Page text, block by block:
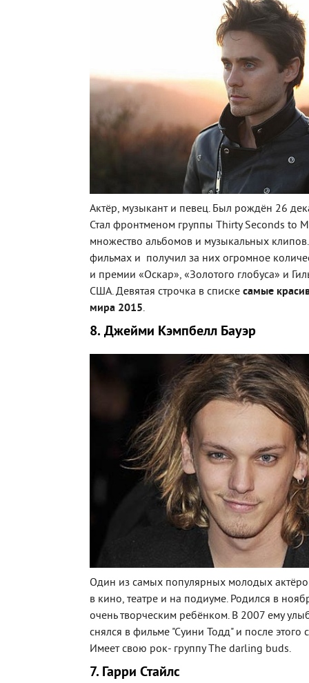
Актёр, музыкант и певец. Был рождён 26
Стал фронтменом группы Thirty Seconds to
множество альбомов и музыкальных
фильмах и получил за них огромное
и премии «Оскар», «Золотого глобуса» и
США. Девятая строчка в списке самые
мира 2015.
8. Джейми Кэмпбелл Бауэр
Один из самых популярных молодых
в кино, театре и на подиуме. Родился в
очень творческим ребёнком. В 2007 ему
снялся в фильме "Суини Тодд" и после этого
Имеет свою рок- группу The darling buds.
7. Гарри Стайлс